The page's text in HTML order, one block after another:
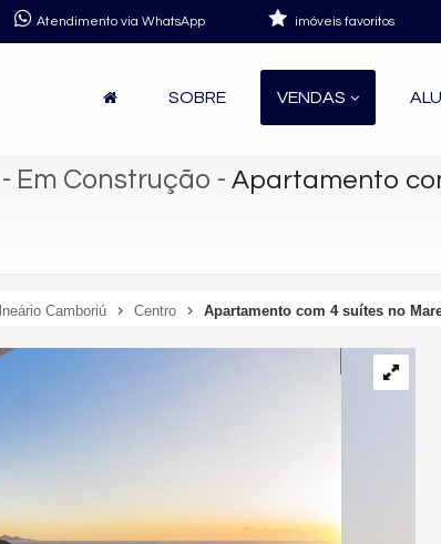
Atendimento via WhatsApp imóveis favoritos
SOBRE VENDAS
- Em Construção - Apartamento
Camboriú Centro Apartamento com 4 suítes no